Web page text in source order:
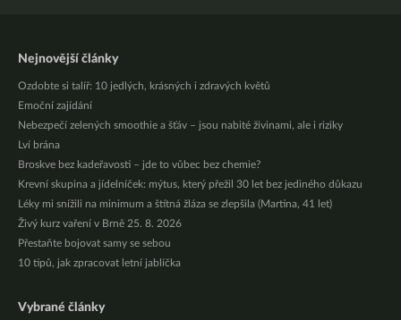
Nejnovější články
Ozdobte si talíř: 10 jedlých, krásných i zdravých květů
Emoční zajídání
Nebezpečí zelených smoothie a šťáv – jsou nabité živinami, ale i riziky
Lví brána
Broskve bez kadeřavosti – jde to vůbec bez chemie?
Krevní skupina a jídelníček: mýtus, který přežil 30 let bez jediného důkazu
Léky mi snížili na minimum a štítná žláza se zlepšila (Martina, 41 let)
Živý kurz vaření v Brně 25. 8. 2026
Přestaňte bojovat samy se sebou
10 tipů, jak zpracovat letní jablíčka
Vybrané články